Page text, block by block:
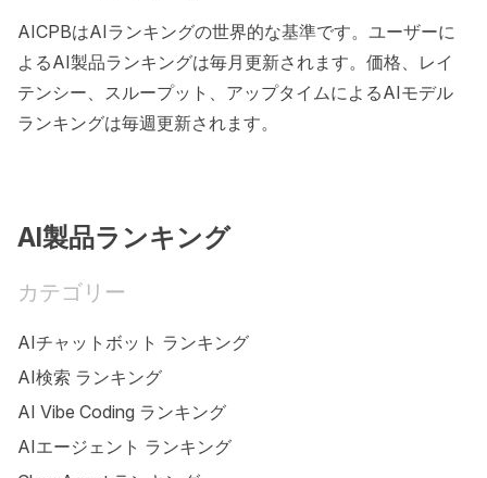
AICPBはAIランキングの世界的な基準です。ユーザーに
よるAI製品ランキングは毎月更新されます。価格、レイ
テンシー、スループット、アップタイムによるAIモデル
ランキングは毎週更新されます。
AI製品ランキング
カテゴリー
AIチャットボット ランキング
AI検索 ランキング
AI Vibe Coding ランキング
AIエージェント ランキング